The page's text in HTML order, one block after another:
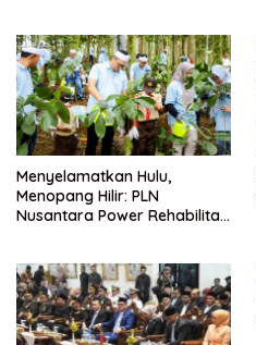
Menyelamatkan Hulu,
Menopang Hilir: PLN
Nusantara Power Rehabilitasi